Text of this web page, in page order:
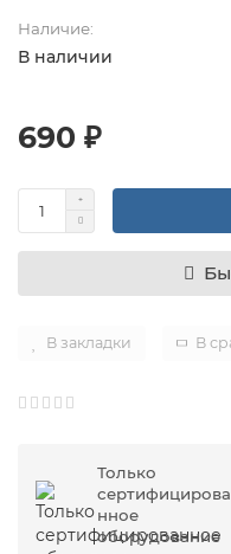
Наличие:
В наличии
690 ₽
В закладки В
Только
сертифицирова
нное
оборудование